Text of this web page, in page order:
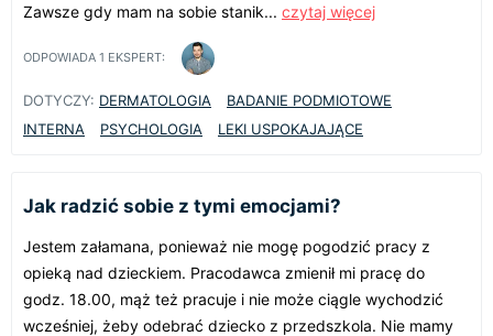
Zawsze gdy mam na sobie stanik... czytaj więcej
ODPOWIADA 1 EKSPERT:
DOTYCZY: DERMATOLOGIA
BADANIE PODMIOTOWE
INTERNA
PSYCHOLOGIA LEKI USPOKAJAJĄCE
Jak radzić sobie z tymi emocjami?
Jestem załamana, ponieważ nie mogę pogodzić pracy z
opieką nad dzieckiem. Pracodawca zmienił mi pracę do
godz. 18.00, mąż też pracuje i nie może ciągle wychodzić
wcześniej, żeby odebrać dziecko z przedszkola. Nie mamy